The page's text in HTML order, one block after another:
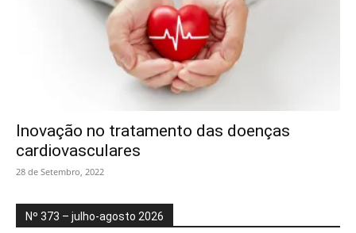
Inovação no tratamento das doenças
cardiovasculares
28 de Setembro, 2022
Nº 373 – julho-agosto 2026